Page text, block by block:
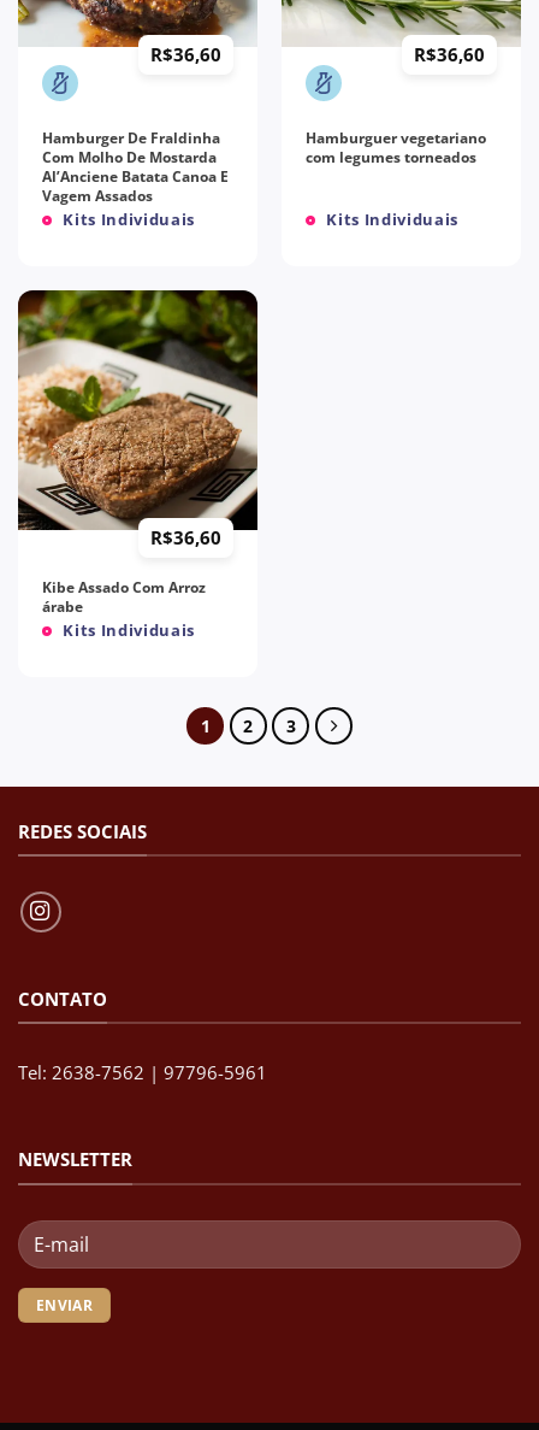
Kits Individuais
Hamburger De Fraldinha
Com Molho De Mostarda
Al’Anciene Batata Canoa E
Vagem Assados
R$36,60
Kits Individuais
Hamburguer vegetariano
com legumes torneados
R$36,60
Kits Individuais
Kibe Assado Com Arroz
árabe
R$36,60
1 2 3
REDES SOCIAIS
CONTATO
Tel: 2638-7562 | 97796-5961
NEWSLETTER